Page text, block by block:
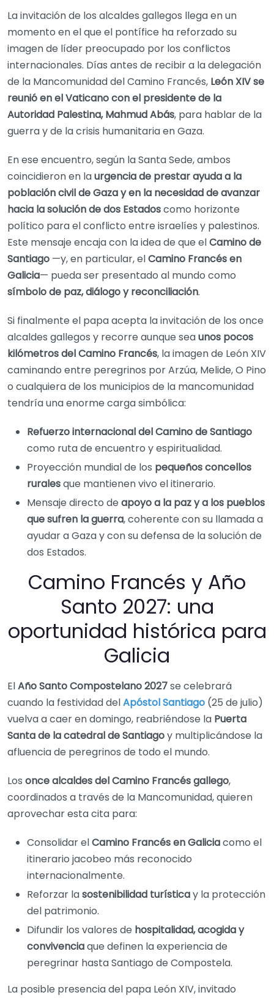
La invitación de los alcaldes gallegos llega en un
momento en el que el pontífice ha reforzado su
imagen de líder preocupado por los conflictos
internacionales. Días antes de recibir a la delegación
de la Mancomunidad del Camino Francés, León XIV se
reunió en el Vaticano con el presidente de la
Autoridad Palestina, Mahmud Abás, para hablar de la
guerra y de la crisis humanitaria en Gaza.
En ese encuentro, según la Santa Sede, ambos
coincidieron en laurgencia de prestar ayuda a la
población civil de Gaza y en la necesidad de avanzar
hacia la solución de dos Estadoscomo horizonte
político para el conflicto entre israelíes y palestinos.
Este mensaje encaja con la idea de que elCamino de
Santiago —y, en particular, elCamino Francés en
Galicia— pueda ser presentado al mundo como
símbolo de paz, diálogo y reconciliación.
Si finalmente el papa acepta la invitación de los once
alcaldes gallegos y recorre aunque seaunos pocos
kilómetros del Camino Francés, la imagen de León XIV
caminando entre peregrinos por Arzúa, Melide, O Pino
o cualquiera de los municipios de la mancomunidad
tendría una enorme carga simbólica:
Refuerzo internacional del Camino de Santiago
como ruta de encuentro y espiritualidad.
Proyección mundial de los pequeños concellos
ruralesque mantienen vivo el itinerario.
Mensaje directo de apoyo a la paz y a los pueblos
que sufren la guerra, coherente con su llamada a
ayudar a Gaza y con su defensa de la solución de
dos Estados.
Camino Francés y Año
Santo 2027: una
oportunidad histórica para
Galicia
ElAño Santo Compostelano 2027se celebrará
cuando la festividad delApóstol Santiago (25 de julio)
vuelva a caer en domingo, reabriéndose la Puerta
Santa de la catedral de Santiagoy multiplicándose la
afluencia de peregrinos de todo el mundo.
Los once alcaldes del Camino Francés gallego,
coordinados a través de la Mancomunidad, quieren
aprovechar esta cita para:
Consolidar elCamino Francés en Galiciacomo el
itinerario jacobeo más reconocido
internacionalmente.
Reforzar lasostenibilidad turísticay la protección
del patrimonio.
Difundir los valores de hospitalidad, acogida y
convivenciaque definen la experiencia de
peregrinar hasta Santiago de Compostela.
La posible presencia del papa León XIV, invitado